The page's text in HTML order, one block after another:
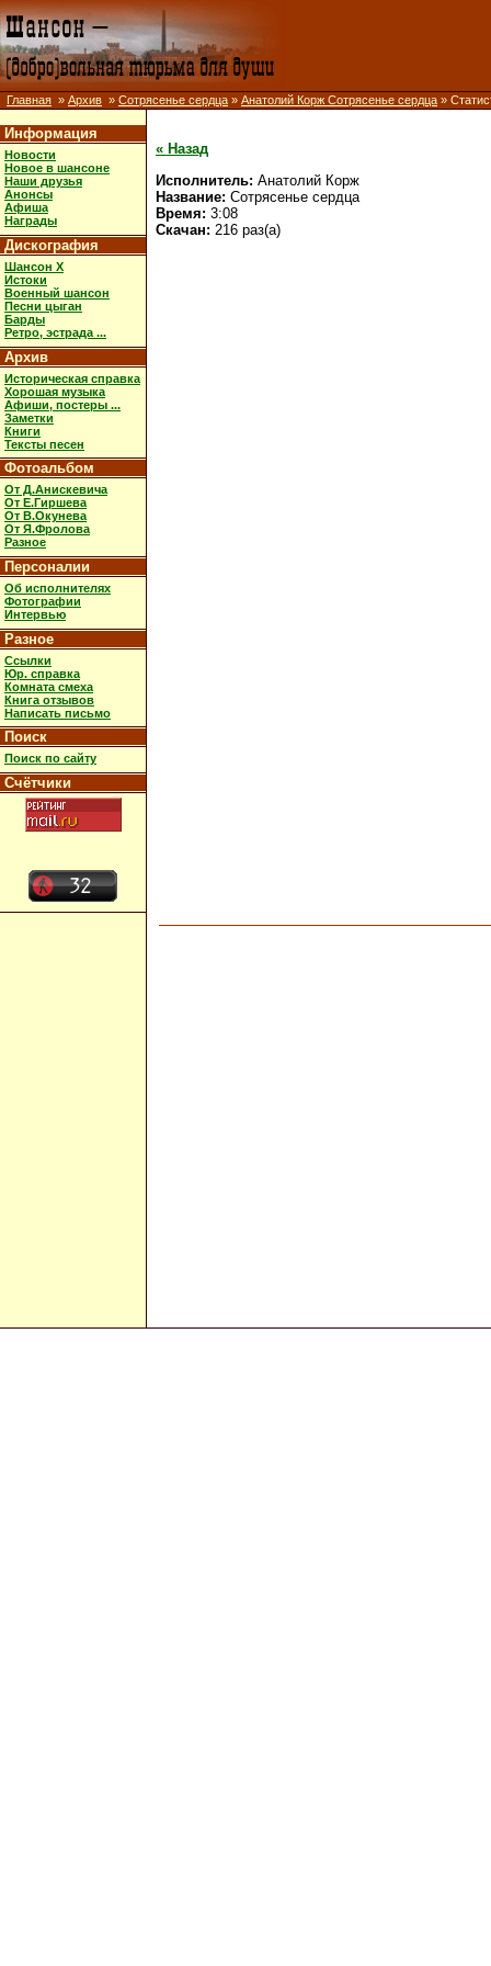
Главная » Архив » Сотрясенье сердца » Анатолий Корж Сотрясенье сердца »
Информация
Новости
Новое в шансоне
Наши друзья
Анонсы
Афиша
Награды
Дискография
Шансон X
Истоки
Военный шансон
Песни цыган
Барды
Ретро, эстрада ...
Архив
Историческая справка
Хорошая музыка
Афиши, постеры ...
Заметки
Книги
Тексты песен
Фотоальбом
От Д.Анискевича
От Е.Гиршева
От В.Окунева
От Я.Фролова
Разное
Персоналии
Об исполнителях
Фотографии
Интервью
Разное
Ссылки
Юр. справка
Комната смеха
Книга отзывов
Написать письмо
Поиск
Поиск по сайту
Счётчики
« Назад
Исполнитель: Анатолий Корж
Название: Сотрясенье сердца
Время: 3:08
Скачан: 216 раз(а)